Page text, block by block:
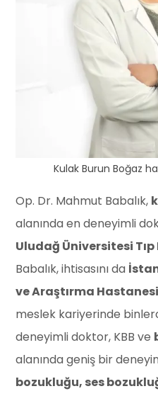
Kulak Burun Boğaz
Op. Dr. Mahmut Babalık,
alanında en deneyimli
Uludağ Üniversitesi
Babalık, ihtisasını da
ve Araştırma
meslek kariyerinde
deneyimli doktor, KBB ve
alanında geniş bir
bozukluğu, ses